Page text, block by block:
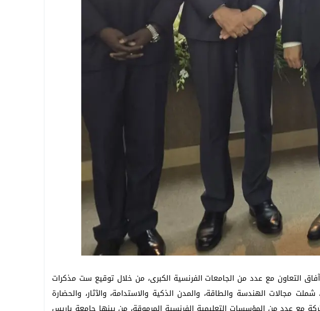
التعاون مع عدد من الجامعات الفرنسية الكبرى، من خلال توقيع ست مذكرات
مجالات الهندسة والطاقة، والمدن الذكية والاستدامة، والآثار، والحضارة